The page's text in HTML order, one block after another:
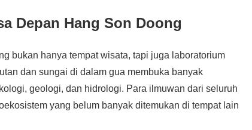
Depan Hang Son Doong
bukan hanya tempat wisata, tapi juga laboratorium
dan sungai di dalam gua membuka banyak
geologi, dan hidrologi. Para ilmuwan dari seluruh
yang belum banyak ditemukan di tempat lain